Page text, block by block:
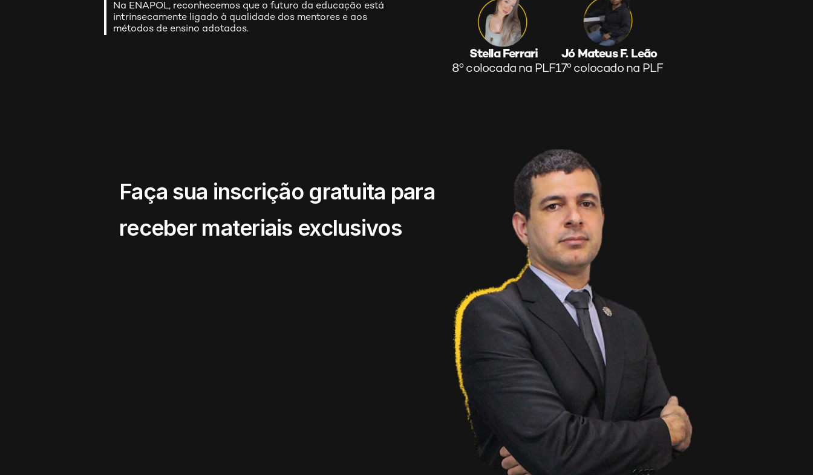
Na ENAPOL, reconhecemos que o futuro da educação está
intrinsecamente ligado à qualidade dos mentores e aos
métodos de ensino adotados.
Stella Ferrari
8º colocada na PLF
Jó Mateus F. Leão
17º colocado na PLF
Faça sua inscrição gratuita para
receber materiais exclusivos